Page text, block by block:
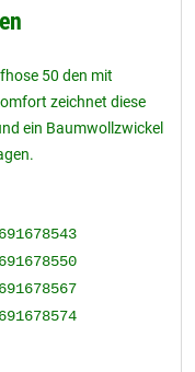
50 den mit
zeichnet diese
ein Baumwollzwickel